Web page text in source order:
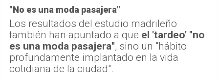
"No es una moda pasajera"
Los resultados del estudio madrileño
también han apuntado a que el 'tardeo' "no
es una moda pasajera", sino un "hábito
profundamente implantado en la vida
cotidiana de la ciudad".